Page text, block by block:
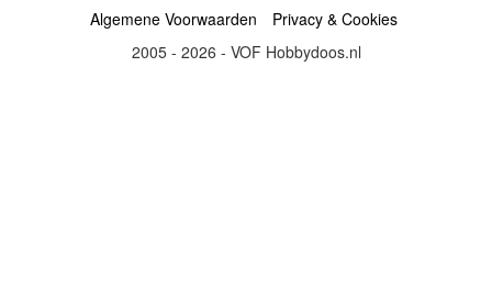
Algemene Voorwaarden
Privacy & Cookies
2005 - 2026 - VOF Hobbydoos.nl